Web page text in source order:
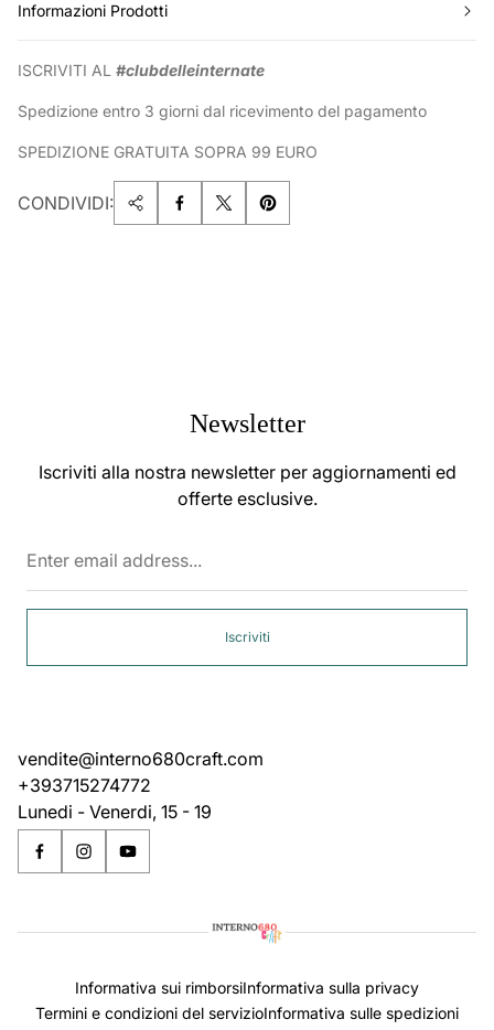
Informazioni Prodotti
ISCRIVITI AL #clubdelleinternate
Spedizione entro 3 giorni dal ricevimento del pagamento
SPEDIZIONE GRATUITA SOPRA 99 EURO
CONDIVIDI:
Newsletter
Iscriviti alla nostra newsletter per aggiornamenti ed
offerte esclusive.
Iscriviti
vendite@interno680craft.com
+393715274772
Lunedi - Venerdi, 15 - 19
Informativa sui rimborsiInformativa sulla privacy
Termini e condizioni del servizioInformativa sulle spedizioni